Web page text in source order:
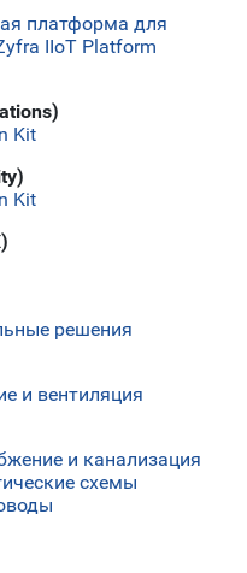
платформа для
IIoT Platform
Kit
Kit
решения
и вентиляция
и канализация
схемы